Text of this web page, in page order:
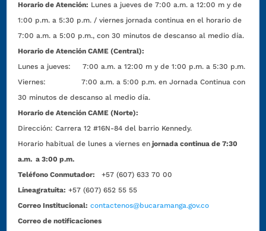
Horario de Atención: Lunes a jueves de 7:00 a.m. a 12:00 m y de
1:00 p.m. a 5:30 p.m. / viernes jornada continua en el horario de
7:00 a.m. a 5:00 p.m., con 30 minutos de descanso al medio día.
Horario de Atención CAME (Central):
Lunes a jueves: 7:00 a.m. a 12:00 m y de 1:00 p.m. a 5:30 p.m.
Viernes: 7:00 a.m. a 5:00 p.m. en Jornada Continua con
30 minutos de descanso al medio día.
Horario de Atención CAME (Norte):
Dirección:Carrera 12 #16N-84 del barrio Kennedy.
Horario habitual de lunes a viernes en jornada continua de 7:30
a.m. a 3:00 p.m.
Teléfono Conmutador:
+57 (607) 633 70 00
Líneagratuita: +57 (607) 652 55 55
Correo Institucional: contactenos@bucaramanga.gov.co
Correo de notificaciones